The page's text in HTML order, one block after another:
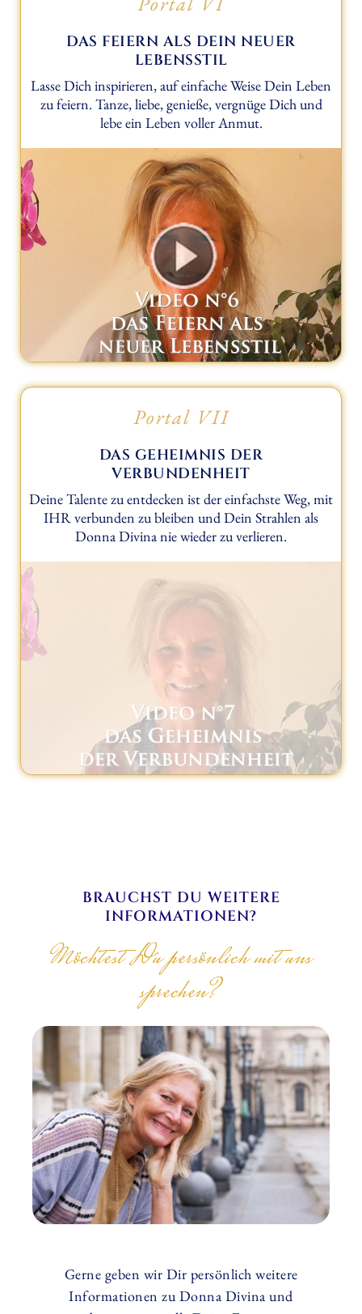
DAS FEIERN ALS DEIN NEUER
LEBENSSTIL
Lasse Dich inspirieren, auf einfache Weise Dein Leben
zu feiern. Tanze, liebe, genieße, vergnüge Dich und
lebe ein Leben voller Anmut.
Portal VII
DAS GEHEIMNIS DER
VERBUNDENHEIT
Deine Talente zu entdecken ist der einfachste Weg, mit
IHR verbunden zu bleiben und Dein Strahlen als
Donna Divina nie wieder zu verlieren.
BRAUCHST DU WEITERE
INFORMATIONEN?
Möchtest Du persönlich mit uns
sprechen?
Gerne geben wir Dir persönlich weitere
Informationen zu Donna Divina und